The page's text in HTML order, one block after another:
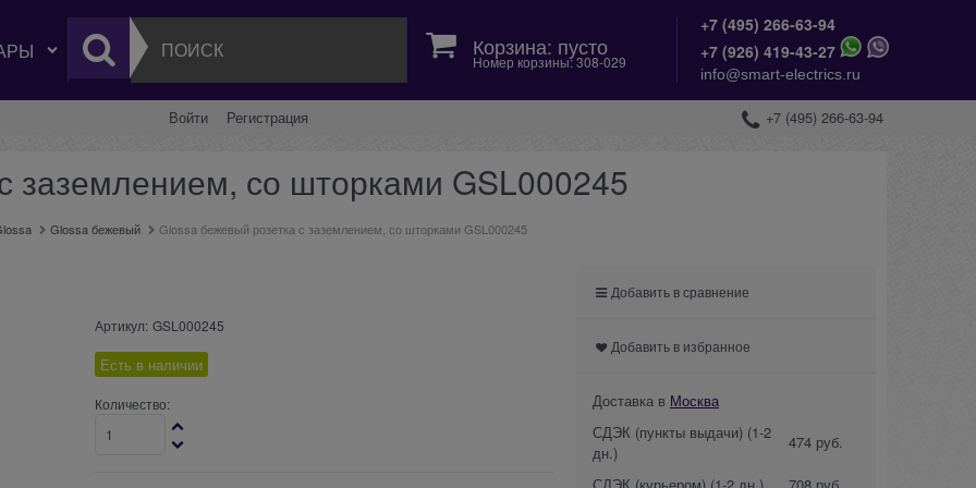
Корзина: пусто
Номер корзины: 308-029
+7 (495) 266-63-94
+7 (926) 419-43-27
info@smart-electrics.ru
Войти Регистрация +7 (495) 266-63-94
заземлением, со шторками GSL000245
Glossa бежевый Glossa бежевый розетка с заземлением, со шторками GSL000245
Артикул: GSL000245
Есть в наличии
Количество:
Добавить в сравнение
Добавить в избранное
Доставка в Москва
СДЭК (пункты выдачи) (1-2
дн.)
474 руб.